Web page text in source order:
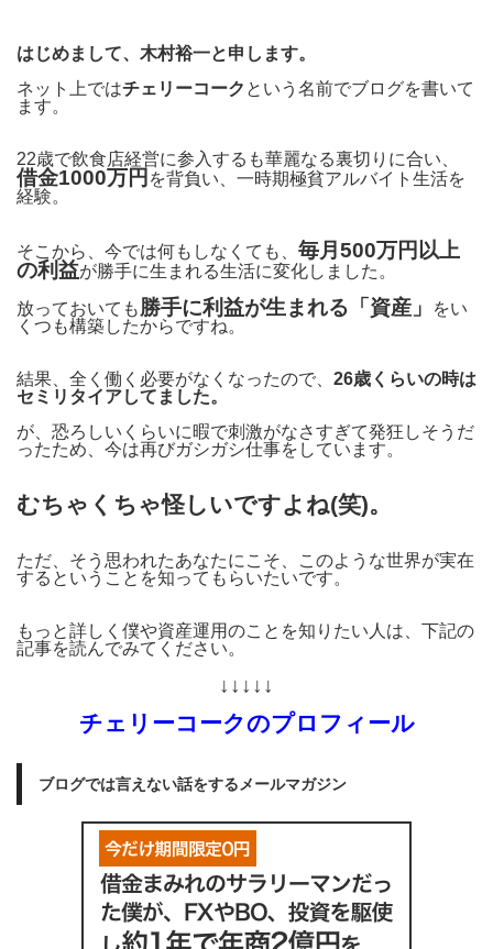
はじめまして、木村裕一と申します。
ネット上ではチェリーコーク という名前でブログを書いて
ます。
22歳で飲食店経営に参入するも華麗なる裏切りに合い、
借金1000万円 を背負い、一時期極貧アルバイト生活を
経験。
そこから、今では何もしなくても、 毎月500万円以上
の利益が勝手に生まれる生活に変化しました。
放っておいても 勝手に利益が生まれる「資産」
をい
くつも構築したからですね。
結果、全く働く必要がなくなったので、 26歳くらいの時は
セミリタイアしてました。
が、恐ろしいくらいに暇で刺激がなさすぎて発狂しそうだ
ったため、今は再びガシガシ仕事をしています。
むちゃくちゃ怪しいですよね(笑)。
ただ、そう思われたあなたにこそ、このような世界が実在
するということを知ってもらいたいです。
もっと詳しく僕や資産運用のことを知りたい人は、下記の
記事を読んでみてください。
↓↓↓↓↓
チェリーコークのプロフィール
ブログでは言えない話をするメールマガジン